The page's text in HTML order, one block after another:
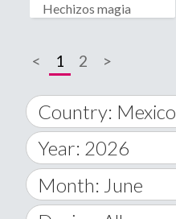
Hechizos magia
< 1 2 >
Country: Mexico
World Wide
A
Year: 2026
2014
Month: June